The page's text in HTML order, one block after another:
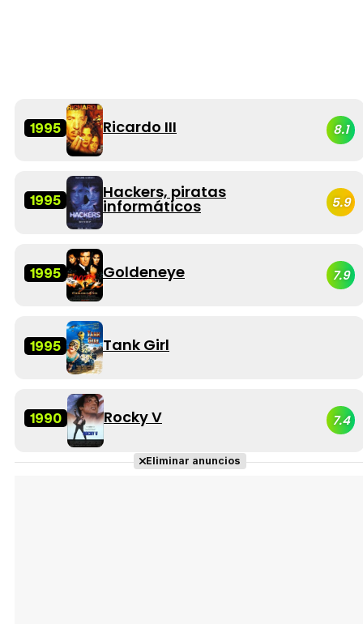
1995 Ricardo III 8.1
1995 Hackers, piratas
informáticos 5.9
1995 Goldeneye 7.9
1995 Tank Girl
1990 Rocky V 7.4
Eliminar anuncios